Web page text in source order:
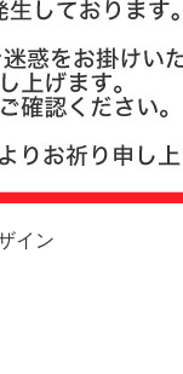
商品ガイ
会社概要
イン